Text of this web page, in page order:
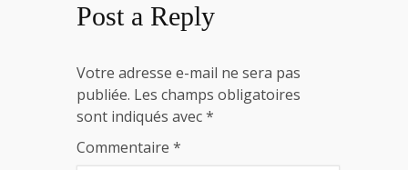
Post a Reply
Votre adresse e-mail ne sera pas
publiée. Les champs obligatoires
sont indiqués avec*
Commentaire *